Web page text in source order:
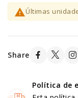
Últimas
Share
Política de